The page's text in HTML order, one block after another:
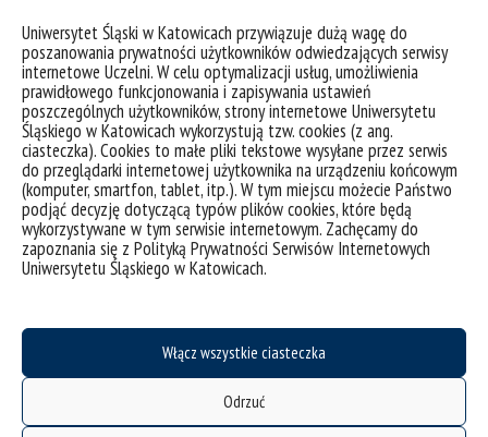
Uniwersytet Śląski w Katowicach przywiązuje dużą wagę do
poszanowania prywatności użytkowników odwiedzających serwisy
internetowe Uczelni. W celu optymalizacji usług, umożliwienia
prawidłowego funkcjonowania i zapisywania ustawień
poszczególnych użytkowników, strony internetowe Uniwersytetu
Śląskiego w Katowicach wykorzystują tzw. cookies (z ang.
ciasteczka). Cookies to małe pliki tekstowe wysyłane przez serwis
do przeglądarki internetowej użytkownika na urządzeniu końcowym
(komputer, smartfon, tablet, itp.). W tym miejscu możecie Państwo
podjąć decyzję dotyczącą typów plików cookies, które będą
wykorzystywane w tym serwisie internetowym. Zachęcamy do
zapoznania się z Polityką Prywatności Serwisów Internetowych
Uniwersytetu Śląskiego w Katowicach.
Włącz wszystkie ciasteczka
Odrzuć
deklaracja dostępności
Instytut Pedagogiki
ul. Grażyńskiego 53
40-126 Katowice